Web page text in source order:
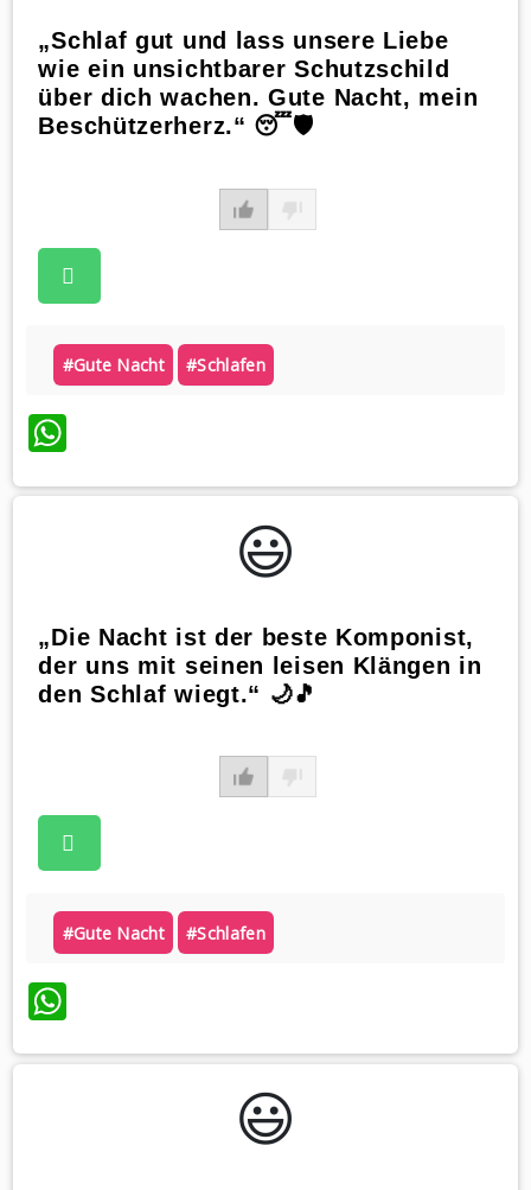
„Schlaf gut und lass unsere Liebe
wie ein unsichtbarer Schutzschild
über dich wachen. Gute Nacht, mein
Beschützerherz.“ 😴🛡️
#gute Nacht #schlafen
WhatsApp
😃️
„Die Nacht ist der beste Komponist,
der uns mit seinen leisen Klängen in
den Schlaf wiegt.“ 🌙🎵
#gute Nacht #schlafen
WhatsApp
😃️